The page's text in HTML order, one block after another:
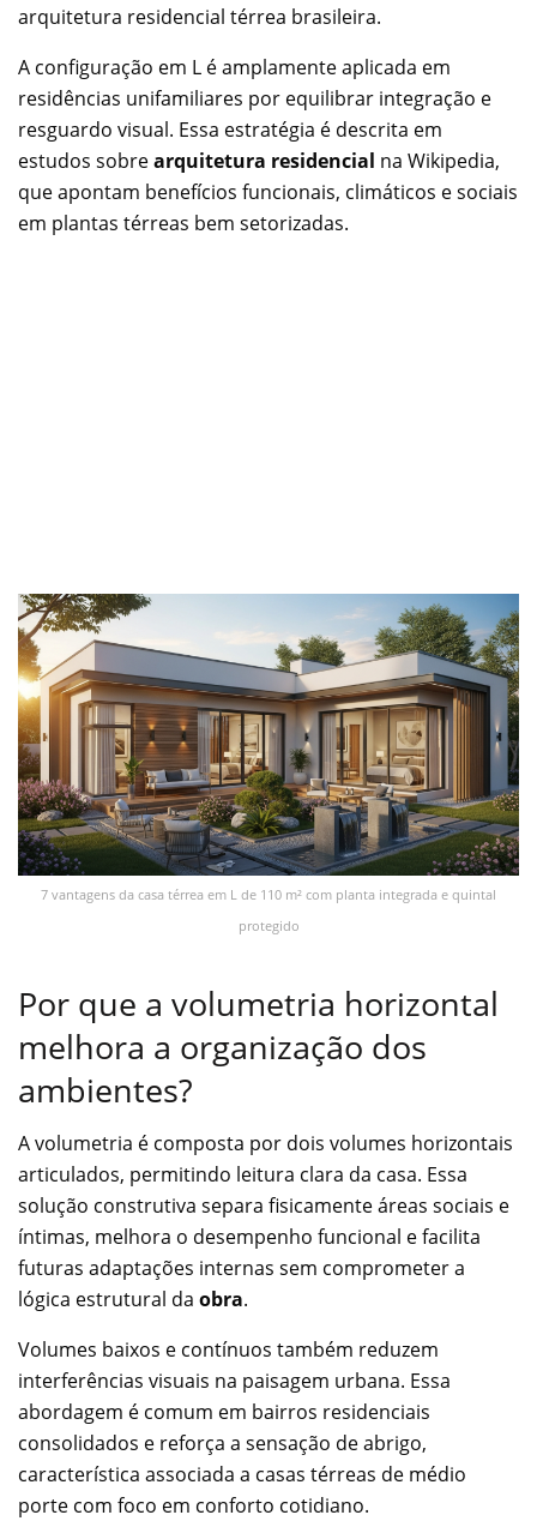
arquitetura residencial térrea brasileira.
A configuração em L é amplamente aplicada em
residências unifamiliares por equilibrar integração e
resguardo visual. Essa estratégia é descrita em
estudos sobrearquitetura residencial na Wikipedia,
que apontam benefícios funcionais, climáticos e sociais
em plantas térreas bem setorizadas.
7 vantagens da casa térrea em L de 110 m² com planta integrada e quintal
protegido
Por que a volumetria horizontal
melhora a organização dos
ambientes?
A volumetria é composta por dois volumes horizontais
articulados, permitindo leitura clara da casa. Essa
solução construtiva separa fisicamente áreas sociais e
íntimas, melhora o desempenho funcional e facilita
futuras adaptações internas sem comprometer a
lógica estrutural da obra.
Volumes baixos e contínuos também reduzem
interferências visuais na paisagem urbana. Essa
abordagem é comum em bairros residenciais
consolidados e reforça a sensação de abrigo,
característica associada a casas térreas de médio
porte com foco em conforto cotidiano.